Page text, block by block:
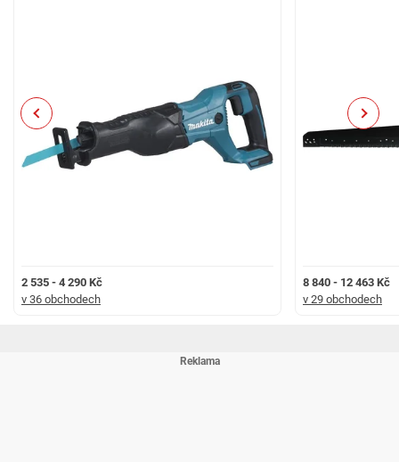
2 535 - 4 290 Kč
v 36 obchodech
8 840 - 12 463 Kč
v 29 obchodech
Previous Next